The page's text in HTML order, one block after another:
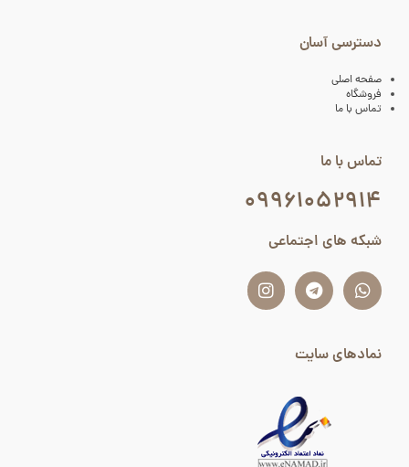
دسترسی آسان
صفحه اصلی
فروشگاه
تماس با ما
تماس با ما
۰۹۹۶۱۰۵۲۹۱۴
شبکه های اجتماعی
نمادهای سایت